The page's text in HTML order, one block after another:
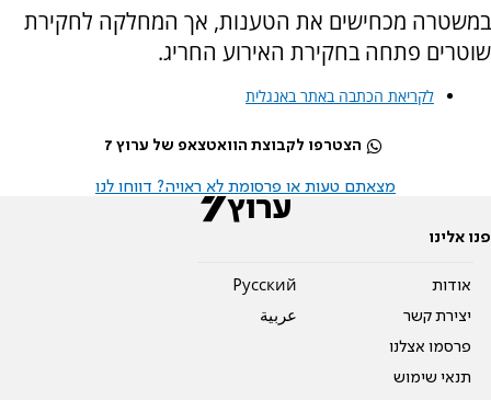
במשטרה מכחישים את הטענות, אך המחלקה לחקירת
שוטרים פתחה בחקירת האירוע החריג.
לקריאת הכתבה באתר באנגלית
הצטרפו לקבוצת הוואטצאפ של ערוץ 7
מצאתם טעות או פרסומת לא ראויה? דווחו לנו
פנו אלינו
אודות
יצירת קשר
פרסמו אצלנו
תנאי שימוש
Pусский
عربية